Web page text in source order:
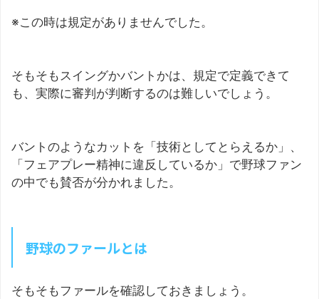
※この時は規定がありませんでした。
そもそもスイングかバントかは、規定で定義できて
も、実際に審判が判断するのは難しいでしょう。
バントのようなカットを「技術としてとらえるか」、
「フェアプレー精神に違反しているか」で野球ファン
の中でも賛否が分かれました。
野球のファールとは
そもそもファールを確認しておきましょう。